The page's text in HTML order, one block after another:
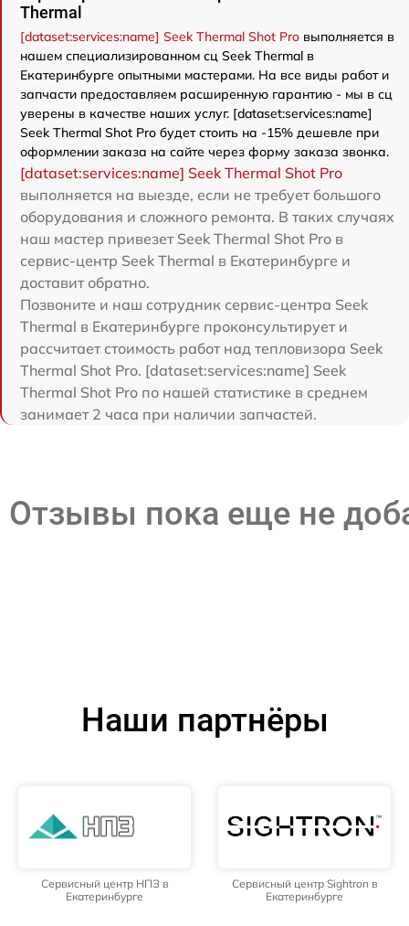
Thermal
[dataset:services:name] Seek Thermal Shot Pro выполняется в
нашем специализированном сц Seek Thermal в
Екатеринбурге опытными мастерами. На все виды работ и
запчасти предоставляем расширенную гарантию - мы в сц
уверены в качестве наших услуг. [dataset:services:name]
Seek Thermal Shot Pro будет стоить на -15% дешевле при
оформлении заказа на сайте через форму заказа звонка.
[dataset:services:name] Seek Thermal Shot Pro
выполняется на выезде, если не требует большого
оборудования и сложного ремонта. В таких случаях
наш мастер привезет Seek Thermal Shot Pro в
сервис-центр Seek Thermal в Екатеринбурге и
доставит обратно.
Позвоните и наш сотрудник сервис-центра Seek
Thermal в Екатеринбурге проконсультирует и
рассчитает стоимость работ над тепловизора Seek
Thermal Shot Pro. [dataset:services:name] Seek
Thermal Shot Pro по нашей статистике в среднем
занимает 2 часа при наличии запчастей.
Отзывы пока еще не
Наши партнёры
Сервисный центр НПЗ в
Екатеринбурге
Сервисный центр Sightron в
Екатеринбурге